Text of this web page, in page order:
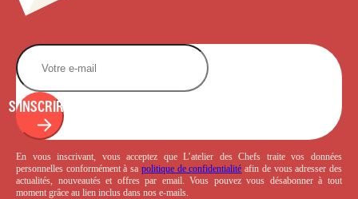
S'INSCRIRE
En vous inscrivant, vous acceptez que L’atelier des Chefs traite vos données
personnelles conformément à sa politique de confidentialité afin de vous adresser des
actualités, nouveautés et offres par email. Vous pouvez vous désabonner à tout
moment grâce au lien inclus dans nos e-mails.